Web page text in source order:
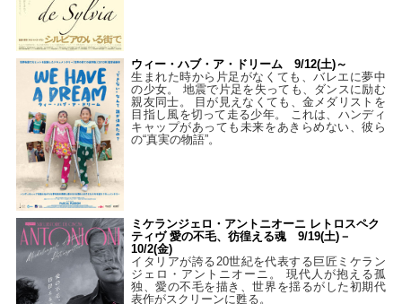
ウィー・ハブ・ア・ドリーム 9/12(土)～
生まれた時から片足がなくても、バレエに夢中
の少女。 地震で片足を失っても、ダンスに励む
親友同士。 目が見えなくても、金メダリストを
目指し風を切って走る少年。 これは、ハンディ
キャップがあっても未来をあきらめない、彼ら
の“真実の物語”。
ミケランジェロ・アントニオーニ レトロスペク
ティヴ 愛の不毛、彷徨える魂 9/19(土)－
10/2(金)
イタリアが誇る20世紀を代表する巨匠ミケラン
ジェロ・アントニオーニ。 現代人が抱える孤
独、愛の不毛を描き、世界を揺るがした初期代
表作がスクリーンに甦る。